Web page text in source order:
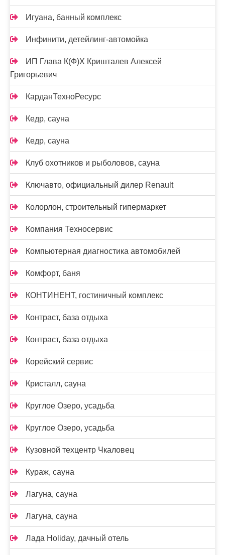
Игуана, банный комплекс
Инфинити, детейлинг-автомойка
ИП Глава К(Ф)Х Кришталев Алексей
Григорьевич
КарданТехноРесурс
Кедр, сауна
Кедр, сауна
Клуб охотников и рыболовов, сауна
Ключавто, официальный дилер Renault
Колорлон, строительный гипермаркет
Компания Техносервис
Компьютерная диагностика автомобилей
Комфорт, баня
КОНТИНЕНТ, гостиничный комплекс
Контраст, база отдыха
Контраст, база отдыха
Корейский сервис
Кристалл, сауна
Круглое Озеро, усадьба
Круглое Озеро, усадьба
Кузовной техцентр Чкаловец
Кураж, сауна
Лагуна, сауна
Лагуна, сауна
Лада Holidаy, дачный отель